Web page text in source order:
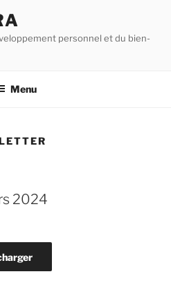
personnel et du bien-
Menu
2024